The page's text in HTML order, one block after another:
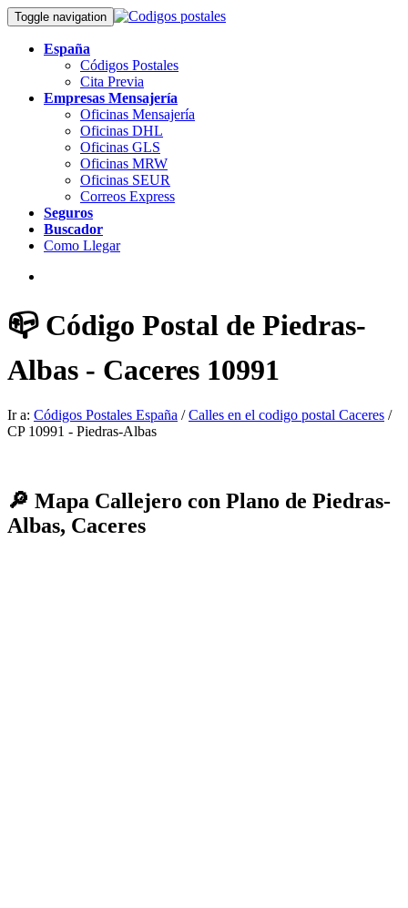
Toggle navigation
España
Códigos Postales
Cita Previa
Empresas Mensajería
Oficinas Mensajería
Oficinas DHL
Oficinas GLS
Oficinas MRW
Oficinas SEUR
Correos Express
Seguros
Buscador
Como Llegar
📪 Código Postal de Piedras-
Albas - Caceres 10991
Ir a: Códigos Postales España /Calles en el codigo postal Caceres /
CP 10991 - Piedras-Albas
🔎 Mapa Callejero con Plano de Piedras-
Albas, Caceres